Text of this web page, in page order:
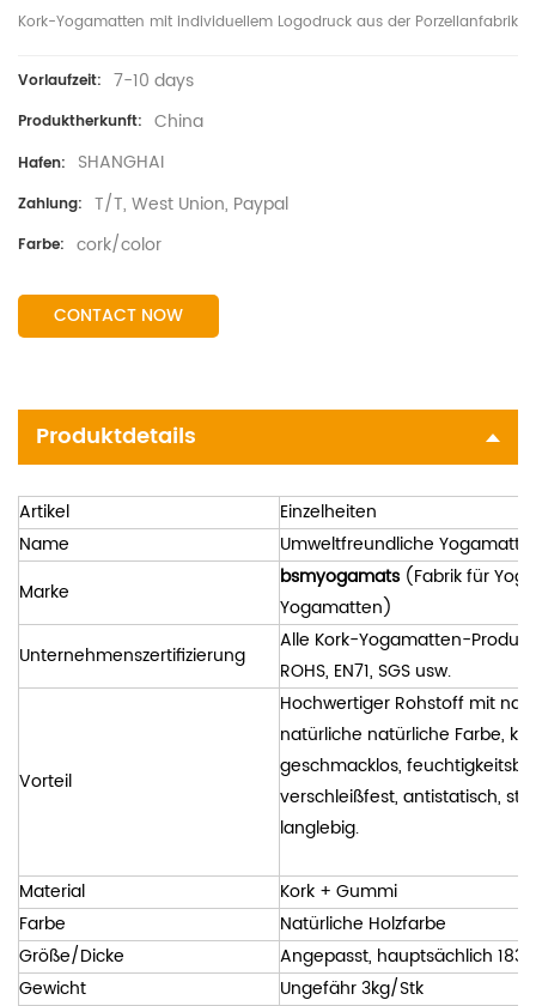
Kork-Yogamatten mit individuellem Logodruck aus der Porzellanfabrik
Vorlaufzeit: 7-10 days
Produktherkunft: China
Hafen: SHANGHAI
Zahlung: T/T, West Union, Paypal
Farbe: cork/color
CONTACT NOW
Produktdetails
Artikel
Einzelheiten
Name
Umweltfreundliche
Marke
bsmyogamats (Fabrik für
Yogamatten)
Unternehmenszertifizierung
Alle Kork-Yogamatten-
ROHS, EN71, SGS usw.
Vorteil
Hochwertiger Rohstoff mit
natürliche natürliche Farbe,
geschmacklos,
verschleißfest, antistatisch,
langlebig.
Material
Kork + Gummi
Farbe
Natürliche Holzfarbe
Größe/Dicke
Angepasst, hauptsächlich 183
Gewicht
Ungefähr 3kg/Stk